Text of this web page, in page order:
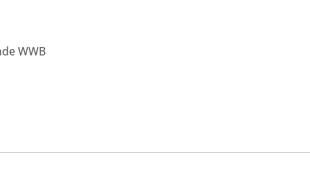
WWB